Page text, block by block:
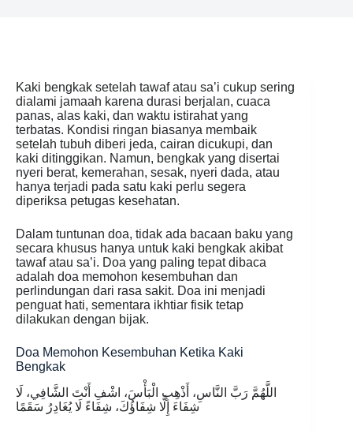
Kaki bengkak setelah tawaf atau sa’i cukup sering
dialami jamaah karena durasi berjalan, cuaca
panas, alas kaki, dan waktu istirahat yang
terbatas. Kondisi ringan biasanya membaik
setelah tubuh diberi jeda, cairan dicukupi, dan
kaki ditinggikan. Namun, bengkak yang disertai
nyeri berat, kemerahan, sesak, nyeri dada, atau
hanya terjadi pada satu kaki perlu segera
diperiksa petugas kesehatan.
Dalam tuntunan doa, tidak ada bacaan baku yang
secara khusus hanya untuk kaki bengkak akibat
tawaf atau sa’i. Doa yang paling tepat dibaca
adalah doa memohon kesembuhan dan
perlindungan dari rasa sakit. Doa ini menjadi
penguat hati, sementara ikhtiar fisik tetap
dilakukan dengan bijak.
Doa Memohon Kesembuhan Ketika Kaki
Bengkak
اللَّهُمَّ رَبَّ النَّاسِ، أَذْهِبِ الْبَأْسَ، اشْفِ أَنْتَ الشَّافِي، لَا
شِفَاءَ إِلَّا شِفَاؤُكَ، شِفَاءً لَا يُغَادِرُ سَقَمًا